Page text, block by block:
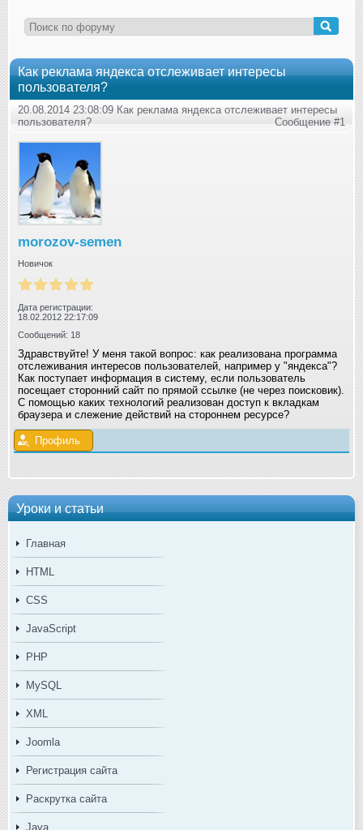
Уроки и статьи
Главная
HTML
CSS
JavaScript
PHP
MySQL
XML
Joomla
Регистрация сайта
Раскрутка сайта
Java
Как реклама яндекса отслеживает интересы
пользователя?
20.08.2014 23:08:09 Как реклама яндекса отслеживает интересы
пользователя?
Сообщение #1
morozov-semen
Новичок
Дата регистрации:
18.02.2012 22:17:09
Сообщений: 18
Здравствуйте! У меня такой вопрос: как реализована программа
отслеживания интересов пользователей, например у "яндекса"?
Как поступает информация в систему, если пользователь
посещает сторонний сайт по прямой ссылке (не через поисковик).
С помощью каких технологий реализован доступ к вкладкам
браузера и слежение действий на стороннем ресурсе?
Профиль